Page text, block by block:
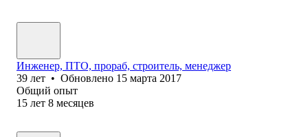
Инженер, ПТО, прораб, строитель, менеджер
39 лет • Обновлено 15 марта 2017
Общий опыт
15 лет 8 месяцев